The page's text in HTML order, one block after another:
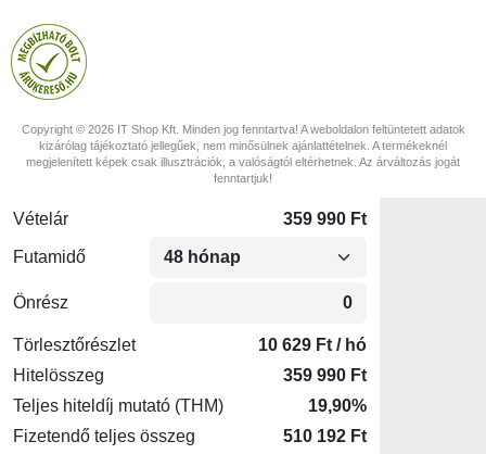
Copyright © 2026 IT Shop Kft. Minden jog fenntartva! A weboldalon feltüntetett adatok
kizárólag tájékoztató jellegűek, nem minősülnek ajánlattételnek. A termékeknél
megjelenített képek csak illusztrációk, a valóságtól eltérhetnek. Az árváltozás jogát
fenntartjuk!